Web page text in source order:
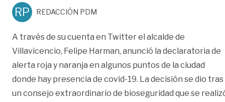
RP REDACCIÓN PDM
A través de su cuenta en Twitter el alcalde de
Villavicencio, Felipe Harman, anunció la declaratoria de
alerta roja y naranja en algunos puntos de la ciudad
donde hay presencia de covid-19. La decisión se dio tras
un consejo extraordinario de bioseguridad que se